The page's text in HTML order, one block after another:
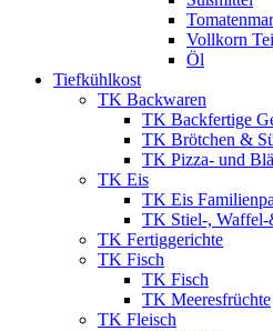
Vollkorn
Öl
Tiefkühlkost
TK Backwaren
TK Backfertige
TK Brötchen &
TK Pizza- und
TK Eis
TK Eis
TK Stiel-, Waffel-
TK Fertiggerichte
TK Fisch
TK Fisch
TK Meeresfrüchte
TK Fleisch